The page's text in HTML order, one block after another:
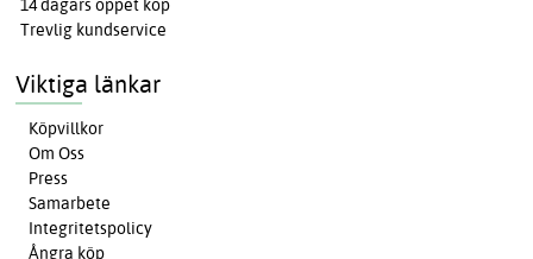
14 dagars öppet köp
Trevlig kundservice
Viktiga länkar
Köpvillkor
Om Oss
Press
Samarbete
Integritetspolicy
Ångra köp